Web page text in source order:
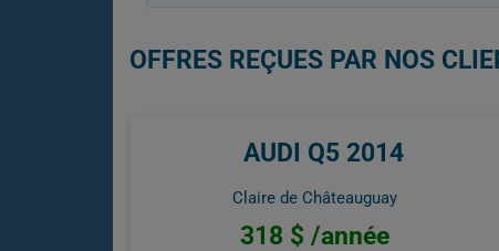
OFFRES REÇUES PAR NOS
AUDI Q5 2014
Claire de Châteauguay
318 $ /année